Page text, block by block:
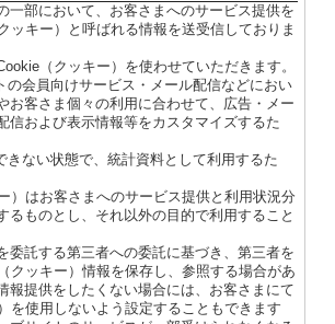
一部において、お客さまへのサービス提供を
ッキー）と呼ばれる情報を送受信しておりま
（クッキー）を使わせていただきます。
の会員向けサービス・メール配信などにおい
お客さま個々の利用に合わせて、広告・メー
信および表示情報等をカスタマイズするた
きない状態で、統計資料として利用するた
）はお客さまへのサービス提供と利用状況分
るものとし、それ以外の目的で利用すること
委託する第三者への委託に基づき、第三者を
クッキー）情報を保存し、参照する場合があ
報提供をしたくない場合には、お客さまにて
を使用しないよう設定することもできます